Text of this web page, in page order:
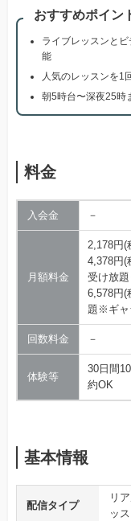
おすすめポイン
ライブレッスンと
能
人気のレッスンを1
朝5時台〜深夜25時
料金
入会金 －
月額料金
2,178円(
4,378円(
受け放
6,578円(
題※ギャ
回数料金 －
体験等
30日間
約OK
基本情報
配信タイプ
リ
ッ